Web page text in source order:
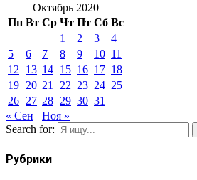
Октябрь 2020
Пн Вт Ср Чт Пт Сб Вс
1
2 3
4
5
6 7 8 9 10 11
12
13 14 15 16 17 18
19 20 21 22 23 24 25
26 27 28 29 30 31
« Сен
Ноя »
Search for:
Рубрики